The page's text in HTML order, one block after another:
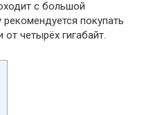
с большой
покупать
четырёх гигабайт.